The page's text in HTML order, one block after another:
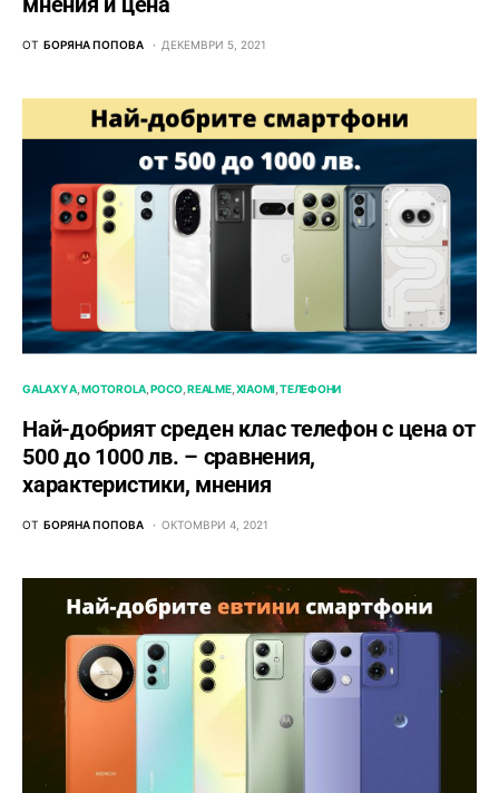
ОТ БОРЯНА ПОПОВА ДЕКЕМВРИ 5, 2021
GALAXY A MOTOROLA POCO REALME XIAOMI ТЕЛЕФОНИ
Най-добрият среден клас телефон с цена от
500 до 1000 лв. – сравнения,
характеристики, мнения
ОТ БОРЯНА ПОПОВА ОКТОМВРИ 4, 2021